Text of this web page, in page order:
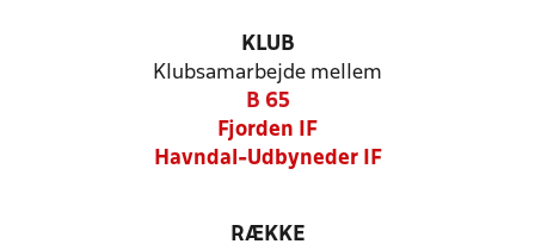
KLUB
Klubsamarbejde mellem
B 65
Fjorden IF
Havndal-Udbyneder IF
RÆKKE